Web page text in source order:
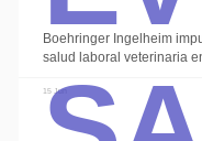
Boehringer Ingelheim
salud laboral veterinaria
15 Jun